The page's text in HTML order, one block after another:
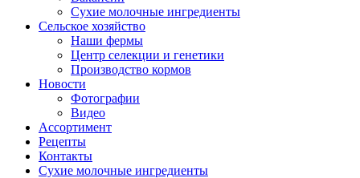
Сухие молочные ингредиенты
Сельское хозяйство
Наши фермы
Центр селекции и генетики
Производство кормов
Новости
Фотографии
Видео
Ассортимент
Рецепты
Контакты
Сухие молочные ингредиенты